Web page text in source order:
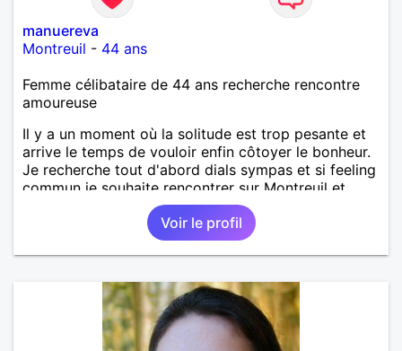
manuereva
Montreuil - 44 ans
Femme célibataire de 44 ans recherche rencontre
amoureuse
Il y a un moment où la solitude est trop pesante et
arrive le temps de vouloir enfin côtoyer le bonheur.
Je recherche tout d'abord dials sympas et si feeling
commun je souhaite rencontrer sur Montreuil et
secteur alentours, pourquoi pas.
Voir le profil